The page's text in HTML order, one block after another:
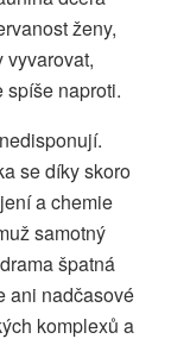
ženy,
vyvarovat,
spíše naproti.
se díky skoro
a chemie
samotný
špatná
ani nadčasové
komplexů a